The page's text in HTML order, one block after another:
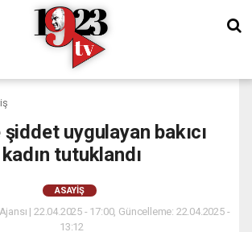
şiddet uygulayan bakıcı
kadın tutuklandı
ASAYIŞ
| 22.04.2025 - 17:00, Güncelleme: 22.04.2025 -
13:12